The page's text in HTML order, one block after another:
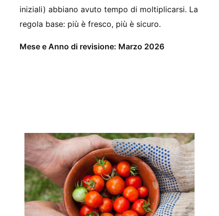
iniziali) abbiano avuto tempo di moltiplicarsi. La
regola base: più è fresco, più è sicuro.
Mese e Anno di revisione: Marzo 2026